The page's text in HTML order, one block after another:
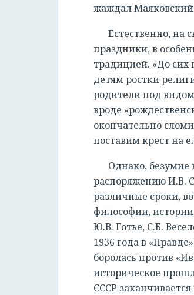
жаждал
Естественно, на
праздники, в
традицией. «До сих
детям ростки
родители под
вроде
окончательно
поставим крест на
Однако, безумие
распоряжению И.В.
различные сроки,
философии,
Ю.В. Готье, С.Б.
1936 года в
боролась против
историческое
СССР